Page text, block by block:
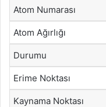
Atom Numarası
Atom Ağırlığı
Durumu
Erime Noktası
Kaynama Noktası